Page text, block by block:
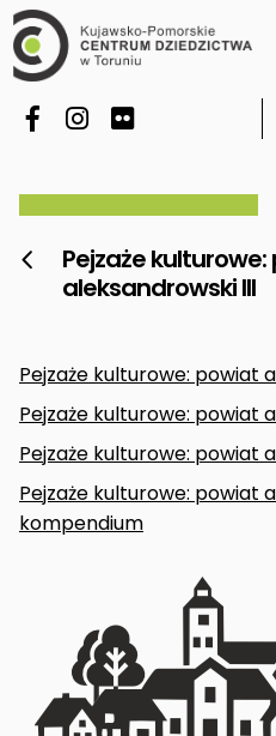

Pejzaże
aleksandrowski III
Pejzaże kulturowe: powiat
Pejzaże kulturowe: powiat
Pejzaże kulturowe: powiat
Pejzaże kulturowe: powiat
kompendium